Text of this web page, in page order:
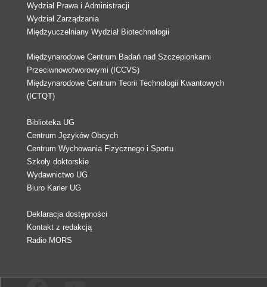
Wydział Prawa i Administracji
Wydział Zarządzania
Międzyuczelniany Wydział Biotechnologii
Międzynarodowe Centrum Badań nad Szczepionkami
Przeciwnowotworowymi (ICCVS)
Międzynarodowe Centrum Teorii Technologii Kwantowych
(ICTQT)
Biblioteka UG
Centrum Języków Obcych
Centrum Wychowania Fizycznego i Sportu
Szkoły doktorskie
Wydawnictwo UG
Biuro Karier UG
Deklaracja dostępności
Kontakt z redakcją
Radio MORS